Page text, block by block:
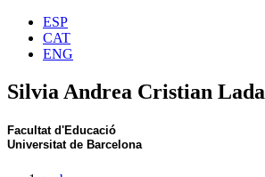
ESP
CAT
ENG
Silvia Andrea Cristian
Facultat d'Educació
Universitat de Barcelona